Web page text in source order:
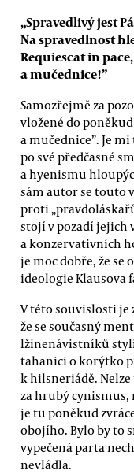
„Spravedlivý jest
Na spravedlnost
Requiescat in
a mučednice!”
Samozřejmě za
vložené do
a mučednice”. Je
po své předčasné
a hyenismu
sám autor se touto
proti
stojí v pozadí jejich
a konzervativních
je moc dobře, že se
ideologie Klausova
V této souvislosti
že se současný
lžinenávistníků
tahanici o korýtko
k hilsneriádě.
za hrubý cynismus,
je tu poněkud
obojího. Bylo by to
vypečená parta
nevládla.